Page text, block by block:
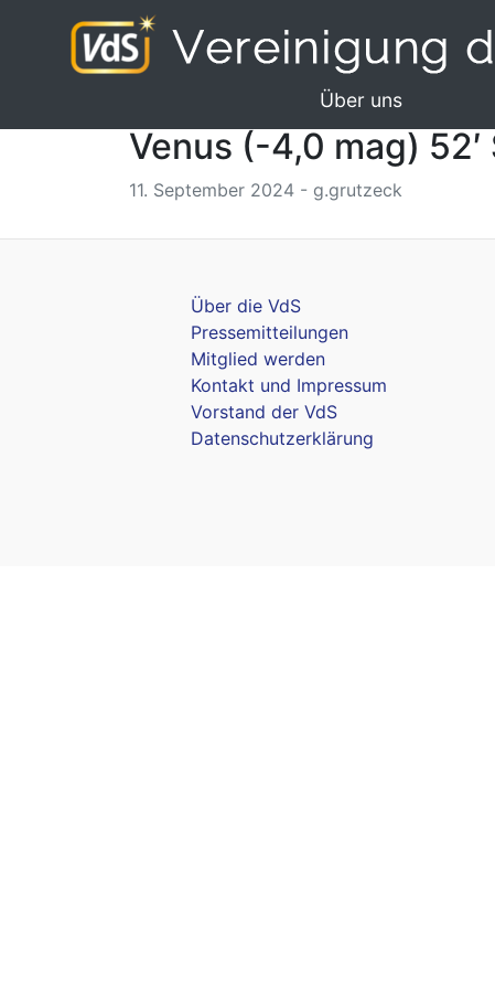
Über uns
Venus (-4,0 mag)
11. September 2024 - g.grutzeck
Über die VdS
Pressemitteilungen
Mitglied werden
Kontakt und Impressum
Vorstand der VdS
Datenschutzerklärung